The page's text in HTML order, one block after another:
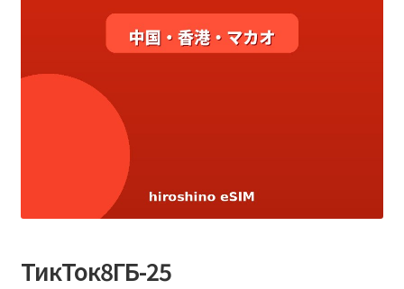
ТикТок8ГБ-25